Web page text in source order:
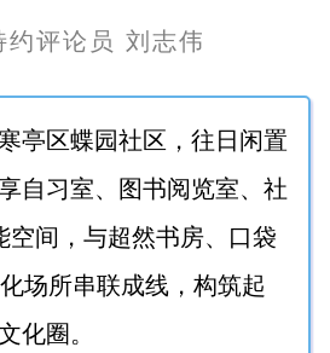
约评论员 刘志伟
区蝶园社区，往日闲置
自习室、图书阅览室、社
空间，与超然书房、口袋
场所串联成线，构筑起
化圈。